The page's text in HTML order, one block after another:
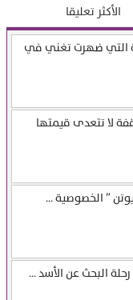
الأكثر تعليقا
التي ضهرت تغني في
لا تتعدى قيمتها
” الخصوصية ...
البحث عن الأسد ...